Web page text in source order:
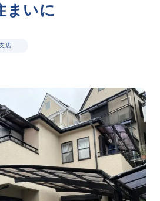
え相談所）
ま いに
店